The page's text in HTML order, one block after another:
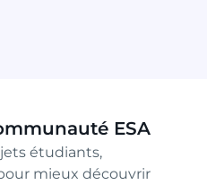
ESA
étudiants,
mieux découvrir